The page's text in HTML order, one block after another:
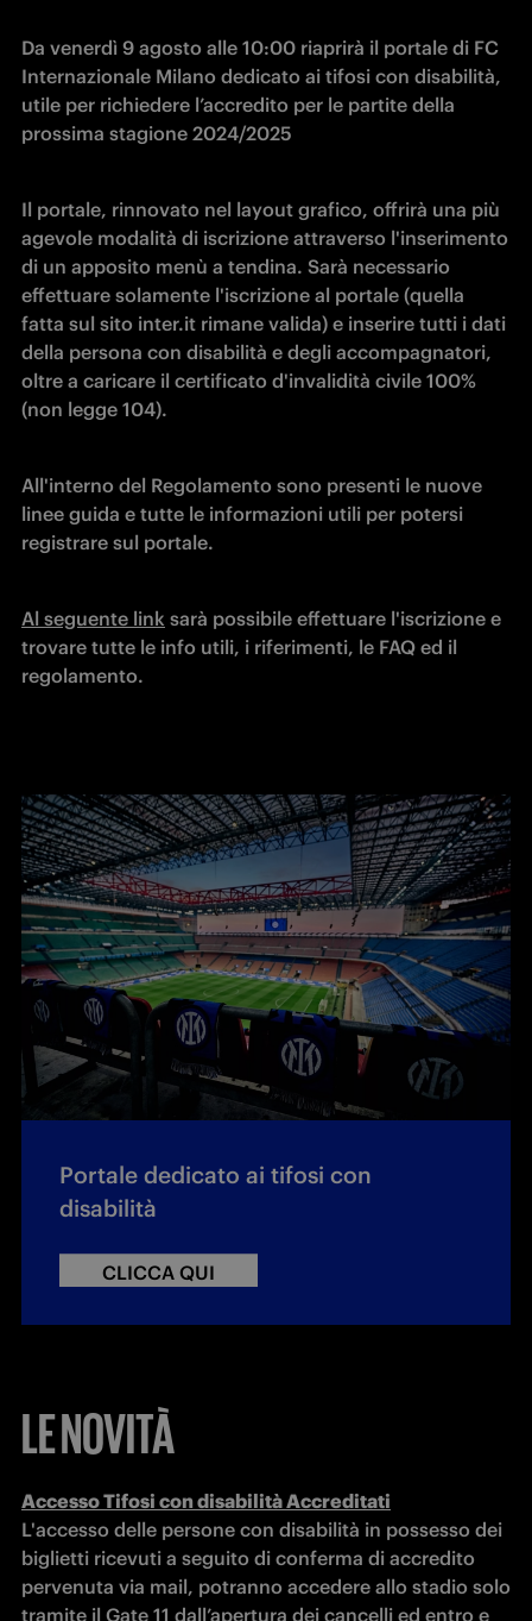
Da venerdì 9 agosto alle 10:00 riaprirà il portale di FC
Internazionale Milano dedicato ai tifosi con disabilità,
utile per richiedere l’accredito per le partite della
prossima stagione 2024/2025
Il portale, rinnovato nel layout grafico, offrirà una più
agevole modalità di iscrizione attraverso l'inserimento
di un apposito menù a tendina. Sarà necessario
effettuare solamente l'iscrizione al portale (quella
fatta sul sito inter.it rimane valida) e inserire tutti i dati
della persona con disabilità e degli accompagnatori,
oltre a caricare il certificato d'invalidità civile 100%
(non legge 104).
All'interno del Regolamento sono presenti le nuove
linee guida e tutte le informazioni utili per potersi
registrare sul portale.
Al seguente link sarà possibile effettuare l'iscrizione e
trovare tutte le info utili, i riferimenti, le FAQ ed il
regolamento.
Portale dedicato ai tifosi con
disabilità
CLICCA QUI
LE NOVITÀ
Accesso Tifosi con disabilità Accreditati
L'accesso delle persone con disabilità in possesso dei
biglietti ricevuti a seguito di conferma di accredito
pervenuta via mail, potranno accedere allo stadio solo
tramite il Gate 11 dall’apertura dei cancelli ed entro e